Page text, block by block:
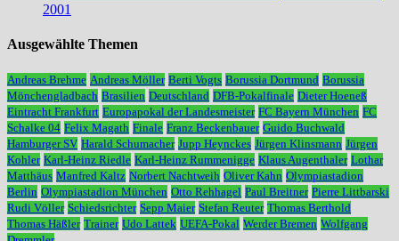
2001
Ausgewählte Themen
Andreas Brehme Andreas Möller Berti Vogts Borussia Dortmund Borussia
Mönchengladbach Brasilien Deutschland DFB-Pokalfinale Dieter Hoeneß
Eintracht Frankfurt Europapokal der Landesmeister FC Bayern München FC
Schalke 04 Felix Magath Finale Franz Beckenbauer Guido Buchwald
Hamburger SV Harald Schumacher Jupp Heynckes Jürgen Klinsmann Jürgen
Kohler Karl-Heinz Riedle Karl-Heinz Rummenigge Klaus Augenthaler Lothar
Matthäus Manfred Kaltz Norbert Nachtweih Oliver Kahn Olympiastadion
Berlin Olympiastadion München Otto Rehhagel Paul Breitner Pierre Littbarski
Rudi Völler Schiedsrichter Sepp Maier Stefan Reuter Thomas Berthold
Thomas Häßler Trainer Udo Lattek UEFA-Pokal Werder Bremen Wolfgang